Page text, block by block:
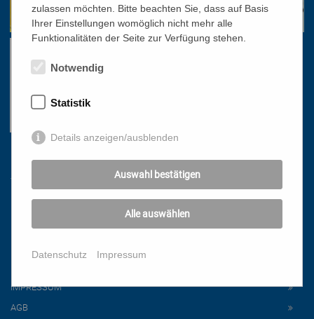
Links
NEWSLETTER
IMPRESSUM
AGB
zulassen möchten. Bitte beachten Sie, dass auf Basis
Ihrer Einstellungen womöglich nicht mehr alle
Funktionalitäten der Seite zur Verfügung stehen.
Notwendig
Statistik
Details anzeigen/ausblenden
Auswahl bestätigen
Alle auswählen
Datenschutz Impressum